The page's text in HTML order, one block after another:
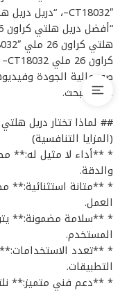
صور عالية الجودة
نتائج البحث.
(المزايا التنافسية)
* **أداء لا مثيل له:**
والدقة.
* **متانة
العمل.
* **سلامة مضمونة:**
المستخدم.
* **تعدد
التطبيقات.
* **دعم فني متميز:**